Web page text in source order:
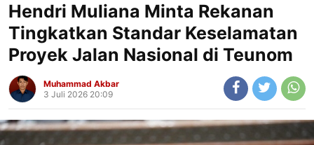
Hendri Muliana Minta Rekanan
Tingkatkan Standar Keselamatan
Proyek Jalan Nasional di Teunom
Muhammad Akbar
3 Juli 2026 20:09